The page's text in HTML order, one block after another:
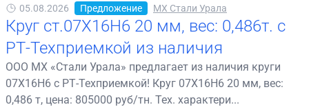
05.08.2026 Предложение МХ Стали Урала
Круг ст.07Х16Н6 20 мм, вес: 0,486т. с
РТ-Техприемкой из наличия
ООО МХ «Стали Урала» предлагает из наличия круги
07Х16Н6 с РТ-Техприемкой! Круг 07Х16Н6 20 мм, вес:
0,486 т, цена: 805000 руб/тн. Тех. характери...